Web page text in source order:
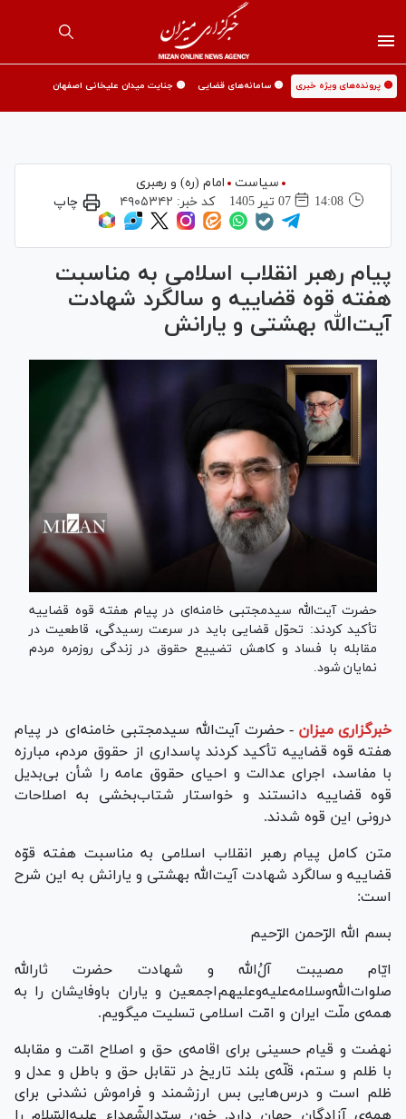
🟡 پرونده‌های ویژه خبری 🟡 سامانه‌های قضایی 🟡 جنایت میدان علیخانی اصفهان
سیاست
امام (ره) و رهبری
14:08
07 تير 1405 کد خبر: ۴۹۰۵۳۴۲ چاپ
پیام رهبر انقلاب اسلامی به مناسبت
هفته قوه قضاییه و سالگرد شهادت
آیت‌الله بهشتی و یارانش
حضرت آیت‌الله سیدمجتبی خامنه‌ای در پیام هفته قوه قضاییه
تأکید کردند: تحوّل قضایی باید در سرعت رسیدگی، قاطعیت در
مقابله با فساد و کاهش تضییع حقوق در زندگی روزمره مردم
نمایان شود.
خبرگزاری میزان - حضرت آیت‌الله سیدمجتبی خامنه‌ای در پیام
هفته قوه قضاییه تأکید کردند پاسداری از حقوق مردم، مبارزه
با مفاسد، اجرای عدالت و احیای حقوق عامه را شأن بی‌بدیل
قوه قضاییه دانستند و خواستار شتاب‌بخشی به اصلاحات
درونی این قوه شدند.
متن کامل پیام رهبر انقلاب اسلامی به مناسبت هفته قوّه
قضاییه و سالگرد شهادت آیت‌الله بهشتی و یارانش به این شرح
است:
بسم الله الرّحمن الرّحیم
ایّام مصیبت آلُ‌الله و شهادت حضرت ثارالله
صلوات‌الله‌وسلامه‌علیه‌وعلیهم‌اجمعین و یاران باوفایشان را به
همه‌ی ملّت ایران و امّت اسلامی تسلیت میگویم.
نهضت و قیام حسینی برای اقامه‌ی حق و اصلاح امّت و مقابله
با ظلم و ستم، قلّه‌ی بلند تاریخ در تقابل حق و باطل و عدل و
ظلم است و درس‌هایی بس ارزشمند و فراموش نشدنی برای
همه‌ی آزادگان جهان دارد. خون سیّدالشّهداء علیه‌السّلام را